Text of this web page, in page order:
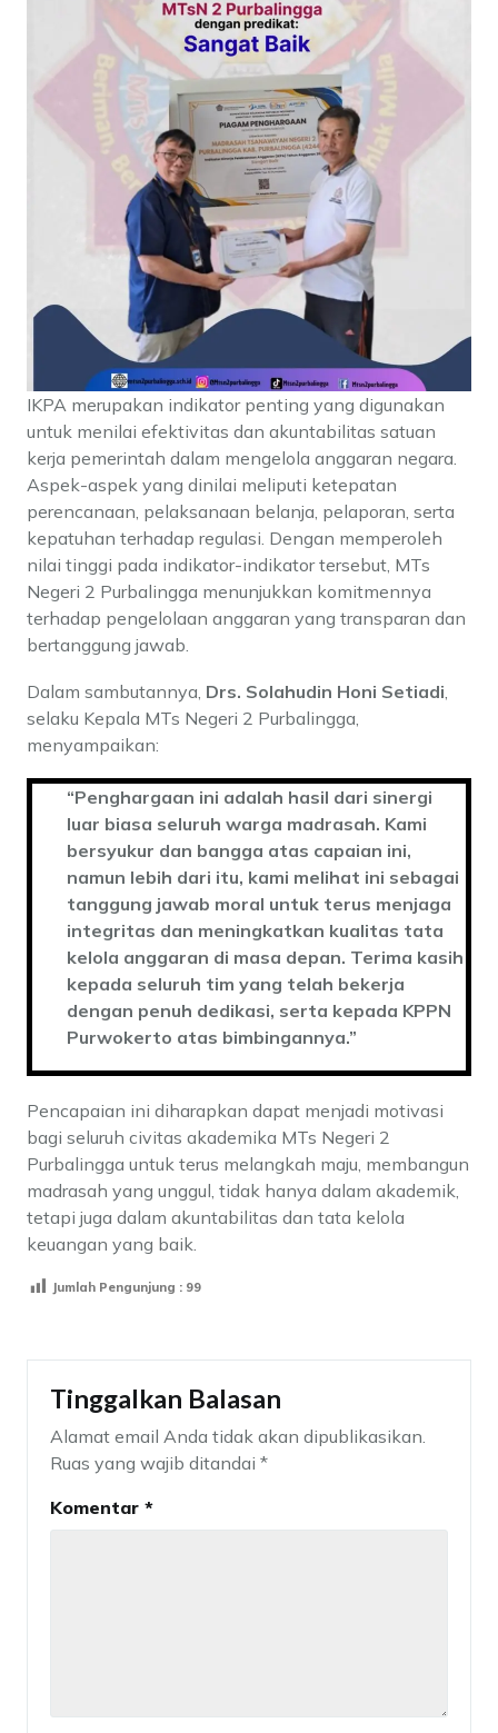
IKPA merupakan indikator penting yang digunakan
untuk menilai efektivitas dan akuntabilitas satuan
kerja pemerintah dalam mengelola anggaran negara.
Aspek-aspek yang dinilai meliputi ketepatan
perencanaan, pelaksanaan belanja, pelaporan, serta
kepatuhan terhadap regulasi. Dengan memperoleh
nilai tinggi pada indikator-indikator tersebut, MTs
Negeri 2 Purbalingga menunjukkan komitmennya
terhadap pengelolaan anggaran yang transparan dan
bertanggung jawab.
Dalam sambutannya, Drs. Solahudin Honi Setiadi
selaku Kepala MTs Negeri 2 Purbalingga,
menyampaikan:
“Penghargaan ini adalah hasil dari sinergi
luar biasa seluruh warga madrasah. Kami
bersyukur dan bangga atas capaian ini,
namun lebih dari itu, kami melihat ini sebagai
tanggung jawab moral untuk terus menjaga
integritas dan meningkatkan kualitas tata
kelola anggaran di masa depan. Terima kasih
kepada seluruh tim yang telah bekerja
dengan penuh dedikasi, serta kepada KPPN
Purwokerto atas bimbingannya.”
Pencapaian ini diharapkan dapat menjadi motivasi
bagi seluruh civitas akademika MTs Negeri 2
Purbalingga untuk terus melangkah maju, membangun
madrasah yang unggul, tidak hanya dalam akademik,
tetapi juga dalam akuntabilitas dan tata kelola
keuangan yang baik.
Jumlah Pengunjung : 99
Tinggalkan Balasan
Alamat email Anda tidak akan dipublikasikan.
Ruas yang wajib ditandai *
Komentar *